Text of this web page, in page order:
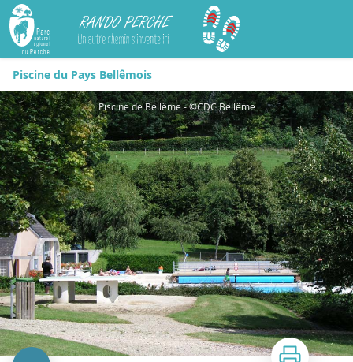
Rando Perche
Piscine du Pays Bellêmois
Piscine de Bellême - ©CDC Bellême